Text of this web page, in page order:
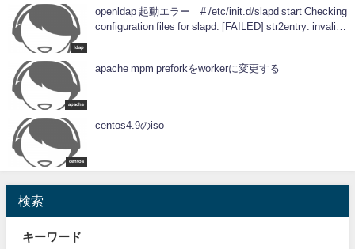
ldap
openldap 起動エラー # /etc/init.d/slapd start Checking
configuration files for slapd: [FAILED] str2entry: invalid
apache
apache mpm preforkをworkerに変更する
centos
centos4.9のiso
検索
キーワード